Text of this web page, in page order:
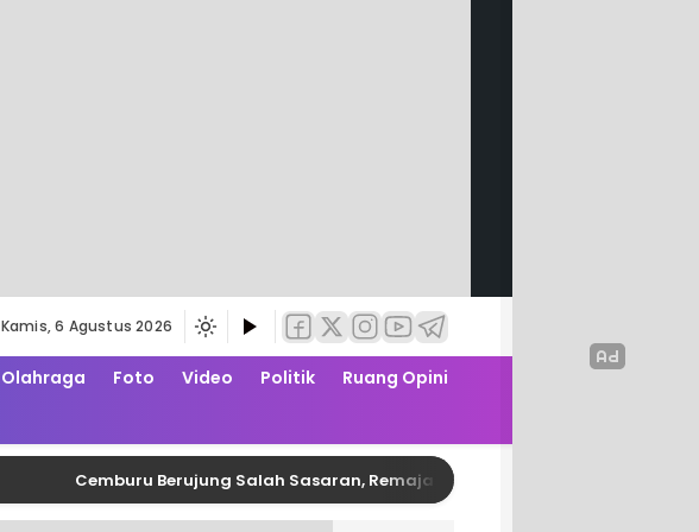
Kamis, 6 Agustus 2026
Olahraga Foto Video Politik
Ruang Opini
Cemburu Berujung Salah Sasaran, Remaja Pembusur Pelajar di Polman Diringkus